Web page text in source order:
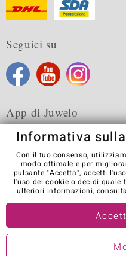
Seguici su
App di Juwelo
Condizioni generali di vendita
Note legali
Visit our
© Juwelo Deutschland GmbH
Informativa
Con il tuo consenso,
modo ottimale e per
pulsante "Accetta", accetti
l'uso dei cookie o decidi quale
ulteriori informazioni,